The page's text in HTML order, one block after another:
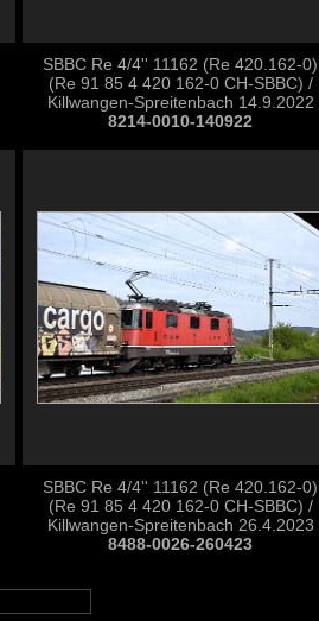
SBBC Re 4/4'' 11162 (Re 420.162-0)
(Re 91 85 4 420 162-0 CH-SBBC) /
Killwangen-Spreitenbach 14.9.2022
8214-0010-140922
SBBC Re 4/4'' 11162 (Re 420.162-0)
(Re 91 85 4 420 162-0 CH-SBBC) /
Killwangen-Spreitenbach 26.4.2023
8488-0026-260423